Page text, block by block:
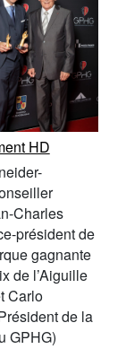
HD
Charles
président de
gagnante
de l’Aiguille
Carlo
de la
GPHG)